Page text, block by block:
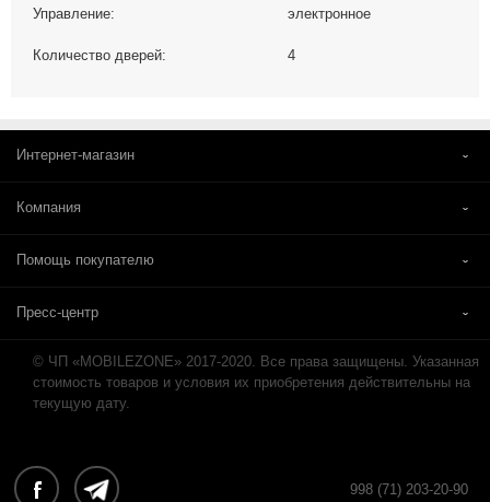
Управление: электронное
Количество дверей: 4
Интернет-магазин
Компания
Помощь покупателю
Пресс-центр
© ЧП «MOBILEZONE» 2017-2020. Все права защищены. Указанная
стоимость товаров и условия их приобретения действительны на
текущую дату.
998 (71) 203-20-90